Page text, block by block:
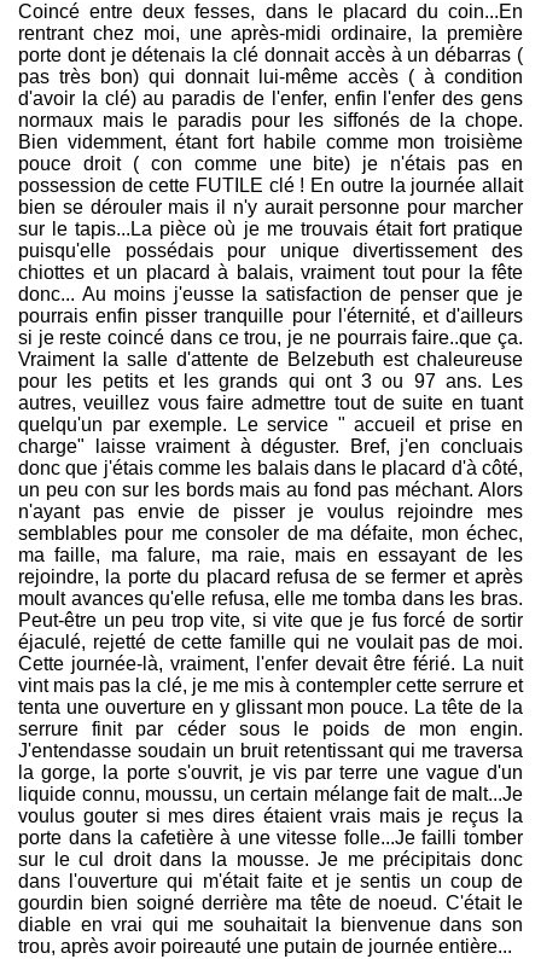
Coincé entre deux fesses, dans le placard du coin...En
rentrant chez moi, une après-midi ordinaire, la première
porte dont je détenais la clé donnait accès à un débarras (
pas très bon) qui donnait lui-même accès ( à condition
d'avoir la clé) au paradis de l'enfer, enfin l'enfer des gens
normaux mais le paradis pour les siffonés de la chope.
Bien videmment, étant fort habile comme mon troisième
pouce droit ( con comme une bite) je n'étais pas en
possession de cette FUTILE clé ! En outre la journée allait
bien se dérouler mais il n'y aurait personne pour marcher
sur le tapis...La pièce où je me trouvais était fort pratique
puisqu'elle possédais pour unique divertissement des
chiottes et un placard à balais, vraiment tout pour la fête
donc... Au moins j'eusse la satisfaction de penser que je
pourrais enfin pisser tranquille pour l'éternité, et d'ailleurs
si je reste coincé dans ce trou, je ne pourrais faire..que ça.
Vraiment la salle d'attente de Belzebuth est chaleureuse
pour les petits et les grands qui ont 3 ou 97 ans. Les
autres, veuillez vous faire admettre tout de suite en tuant
quelqu'un par exemple. Le service " accueil et prise en
charge" laisse vraiment à déguster. Bref, j'en concluais
donc que j'étais comme les balais dans le placard d'à côté,
un peu con sur les bords mais au fond pas méchant. Alors
n'ayant pas envie de pisser je voulus rejoindre mes
semblables pour me consoler de ma défaite, mon échec,
ma faille, ma falure, ma raie, mais en essayant de les
rejoindre, la porte du placard refusa de se fermer et après
moult avances qu'elle refusa, elle me tomba dans les bras.
Peut-être un peu trop vite, si vite que je fus forcé de sortir
éjaculé, rejetté de cette famille qui ne voulait pas de moi.
Cette journée-là, vraiment, l'enfer devait être férié. La nuit
vint mais pas la clé, je me mis à contempler cette serrure et
tenta une ouverture en y glissant mon pouce. La tête de la
serrure finit par céder sous le poids de mon engin.
J'entendasse soudain un bruit retentissant qui me traversa
la gorge, la porte s'ouvrit, je vis par terre une vague d'un
liquide connu, moussu, un certain mélange fait de malt...Je
voulus gouter si mes dires étaient vrais mais je reçus la
porte dans la cafetière à une vitesse folle...Je failli tomber
sur le cul droit dans la mousse. Je me précipitais donc
dans l'ouverture qui m'était faite et je sentis un coup de
gourdin bien soigné derrière ma tête de noeud. C'était le
diable en vrai qui me souhaitait la bienvenue dans son
trou, après avoir poireauté une putain de journée entière...